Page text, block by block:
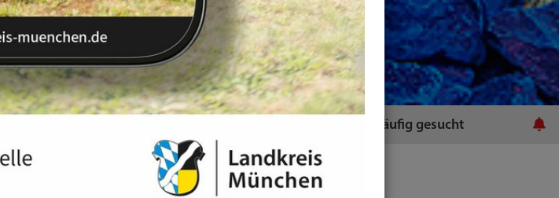
Häufig gesucht